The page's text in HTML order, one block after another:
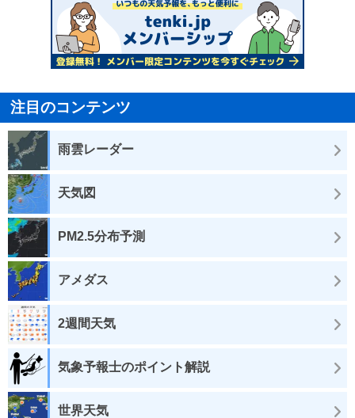
注目のコンテンツ
雨雲レーダー
天気図
PM2.5分布予測
アメダス
2週間天気
気象予報士のポイント解説
世界天気